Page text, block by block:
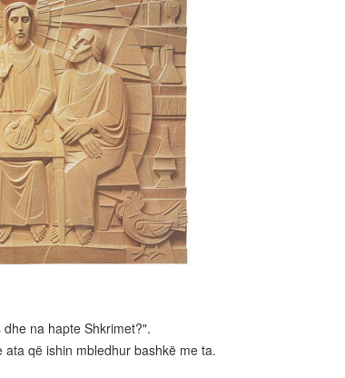
na hapte Shkrimet?".
që ishin mbledhur bashkë me ta.